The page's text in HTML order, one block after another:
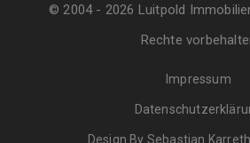
© 2004 - 2026 Luitpold
Rechte
Impressum
Design By Sebastian